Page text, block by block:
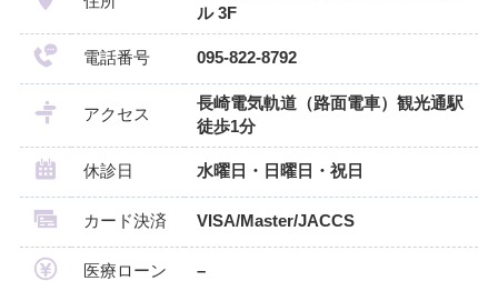
ル 3F
電話番号 095-822-8792
アクセス
長崎電気軌道（路面電車）観光通駅
徒歩1分
休診日 水曜日・日曜日・祝日
カード決済 VISA/Master/JACCS
医療ローン –